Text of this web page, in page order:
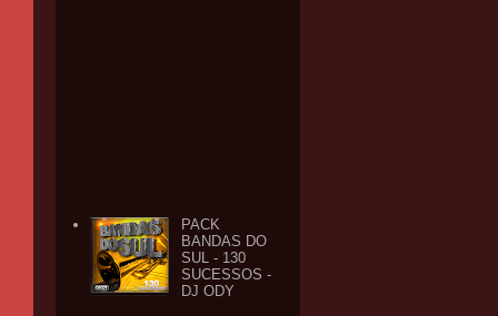
PACK
BANDAS DO
SUL - 130
SUCESSOS -
DJ ODY